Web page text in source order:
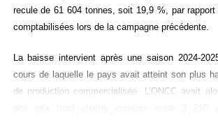
recule de 61 604 tonnes, soit 19,9 %, par
comptabilisées lors de la campagne précédente.
La baisse intervient après une saison 2024-
cours de laquelle le pays avait atteint son plus
de production commercialisée. L’ONCC avait